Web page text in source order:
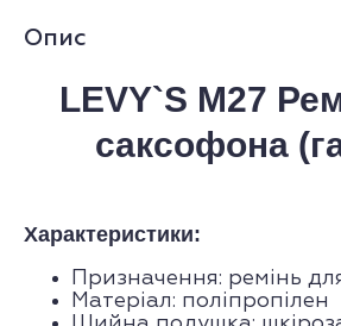
Опис
LEVY`S M27
саксофона
Характеристики:
Призначення: ремінь
Матеріал: поліпропілен